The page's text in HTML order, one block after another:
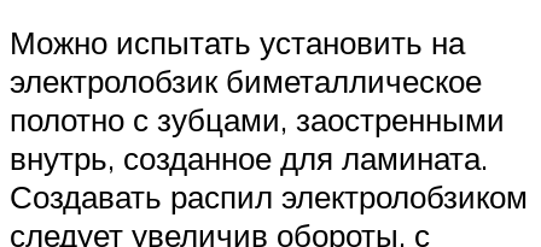
Можно испытать установить на
электролобзик биметаллическое
полотно с зубцами, заостренными
внутрь, созданное для ламината.
Создавать распил электролобзиком
следует увеличив обороты, с